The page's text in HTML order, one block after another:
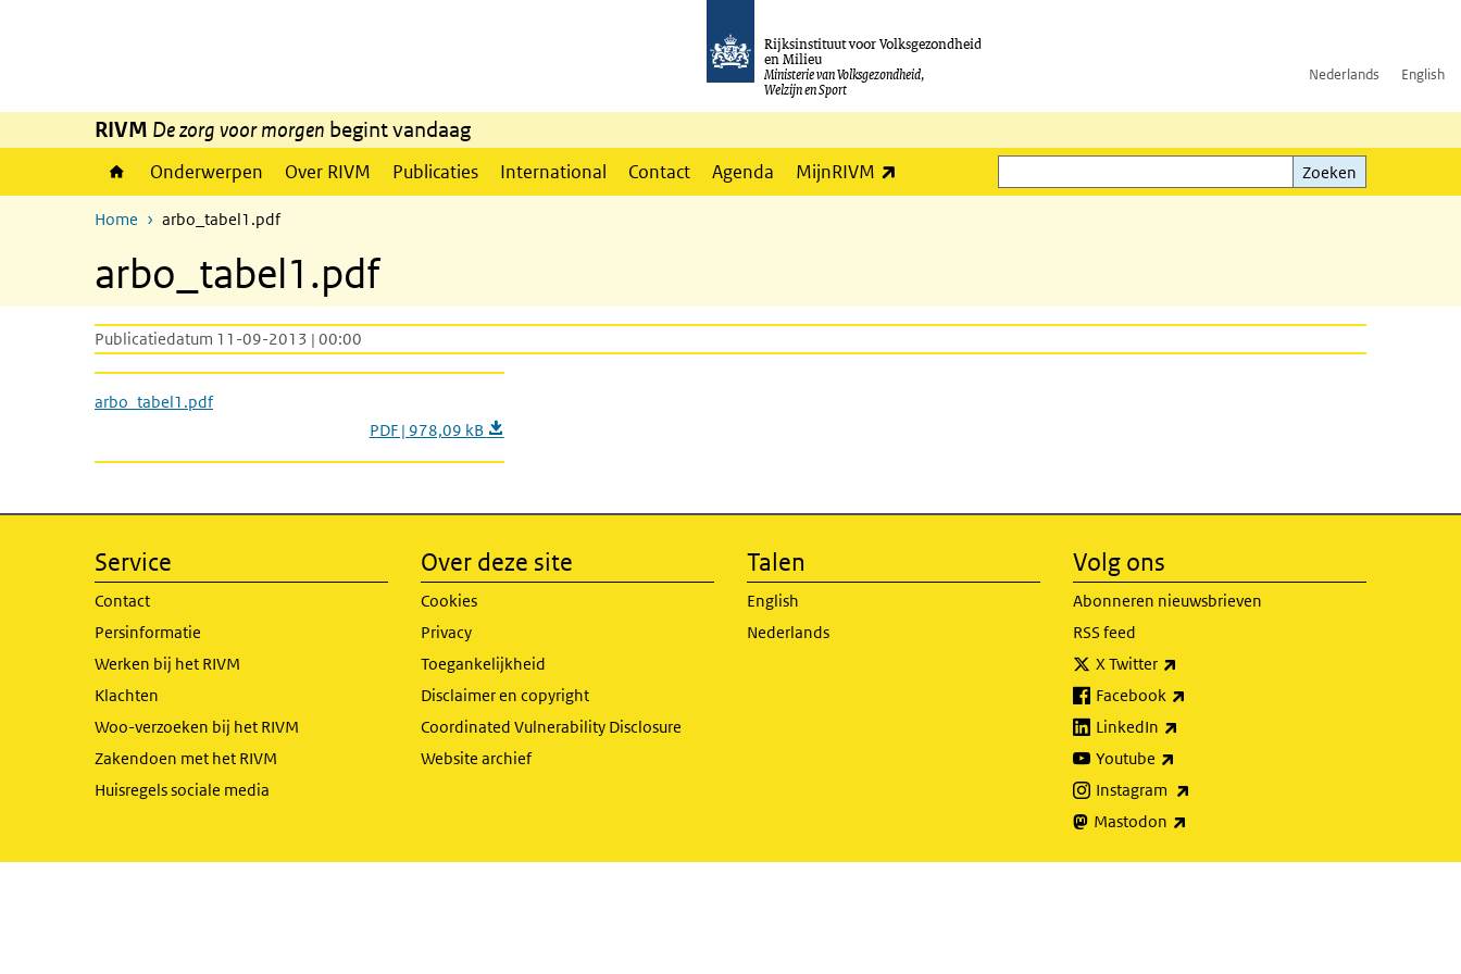
Rijksinstituut voor Volksgezondheid
en Milieu
Ministerie van Volksgezondheid,
Welzijn en Sport
Nederlands English
RIVM De zorg voor morgen begint vandaag
Onderwerpen Over RIVM Publicaties International Contact Agenda MijnRIVM
Zoeken
Zoeken
Home arbo_tabel1.pdf
arbo_tabel1.pdf
Publicatiedatum 11-09-2013 | 00:00
arbo_tabel1.pdf
PDF | 978,09 kB
Service
Contact
Persinformatie
Werken bij het RIVM
Klachten
Woo-verzoeken bij het RIVM
Zakendoen met het RIVM
Huisregels sociale media
Over deze site
Cookies
Privacy
Toegankelijkheid
Disclaimer en copyright
Coordinated Vulnerability Disclosure
Website archief
Talen
English
Nederlands
Volg ons
Abonneren nieuwsbrieven
RSS feed
X Twitter
Facebook
LinkedIn
Youtube
Instagram
Mastodon